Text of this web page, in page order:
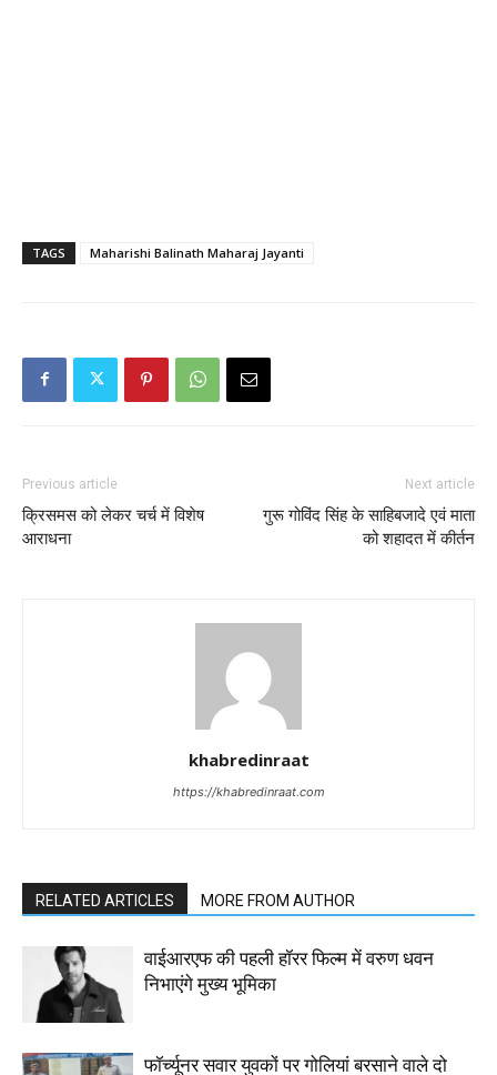
TAGS Maharishi Balinath Maharaj Jayanti
Previous article
क्रिसमस को लेकर चर्च में विशेष
आराधना
Next article
गुरू गोविंद सिंह के साहिबजादे एवं माता
को शहादत में कीर्तन
khabredinraat
https://khabredinraat.com
RELATED ARTICLES MORE FROM AUTHOR
वाईआरएफ की पहली हॉरर फिल्म में वरुण धवन
निभाएंगे मुख्य भूमिका
फॉर्च्यूनर सवार युवकों पर गोलियां बरसाने वाले दो